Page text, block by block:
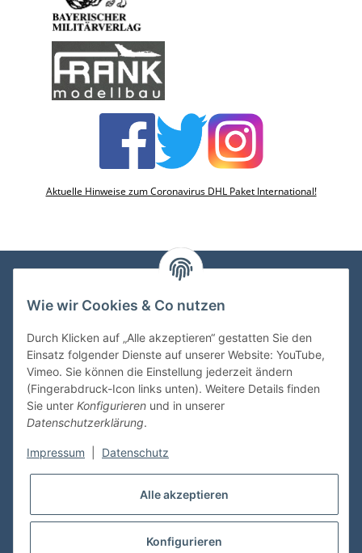
Aktuelle Hinweise zum Coronavirus DHL Paket International!
VDMedien24.de
Kasernenstraße 6-10
66482 Zweibrücken
Tel. 06332 72710
eMail: heinz.nickel@vdmedien.de
Shop Service
Wie wir Cookies & Co nutzen
Durch Klicken auf „Alle akzeptieren“ gestatten Sie den
Einsatz folgender Dienste auf unserer Website: YouTube,
Vimeo. Sie können die Einstellung jederzeit ändern
(Fingerabdruck-Icon links unten). Weitere Details finden
Sie unter Konfigurieren und in unserer
Datenschutzerklärung.
Impressum Datenschutz
Alle akzeptieren
Konfigurieren